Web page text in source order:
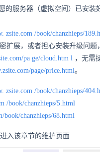
的服务器（虚拟空间）已安装
zsite.com /book/chanzhieps/
扩展，或者担心安装升级问题
pa ge/cloud.htm l ，无需
page/price.html。
zsite.com /book/chanzhieps/
/book/chanzhieps/5.html
book/chanzhieps/68.html
入该章节的维护页面